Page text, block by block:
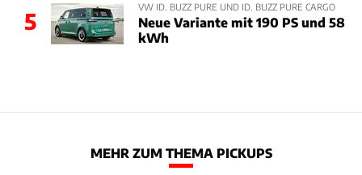
5
VW ID. BUZZ PURE UND ID. BUZZ PURE CARGO
Neue Variante mit 190 PS und 58
kWh
MEHR ZUM THEMA PICKUPS